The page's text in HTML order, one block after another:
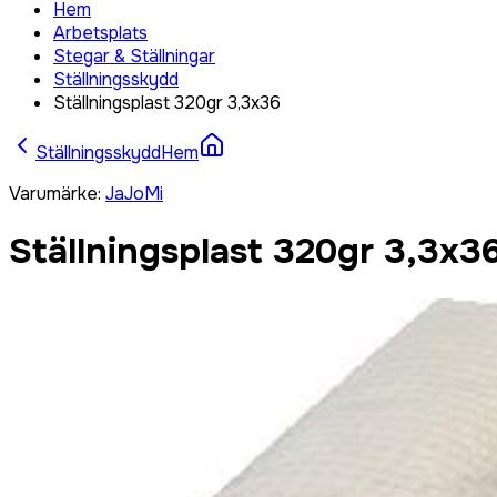
Hem
Arbetsplats
Stegar & Ställningar
Ställningsskydd
Ställningsplast 320gr 3,3x36
StällningsskyddHem
Varumärke: JaJoMi
Ställningsplast 320gr